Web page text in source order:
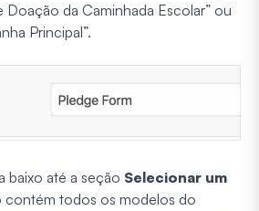
Doação da Caminhada Escolar” ou
Principal”.
baixo até a seção Selecionar um
contém todos os modelos do